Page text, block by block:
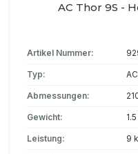
AC Thor 9S -
Artikel Nummer:
Typ:
Abmessungen:
Gewicht:
Leistung: 9